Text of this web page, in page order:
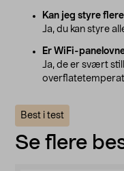
Kan jeg styre
Ja, du kan styre
Er WiFi-
Ja, de er svært
Best i test
Se flere